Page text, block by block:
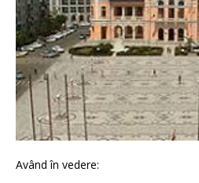
Având în vedere: